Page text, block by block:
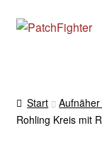
Zur
Zum
Start
Rohling Kreis mit